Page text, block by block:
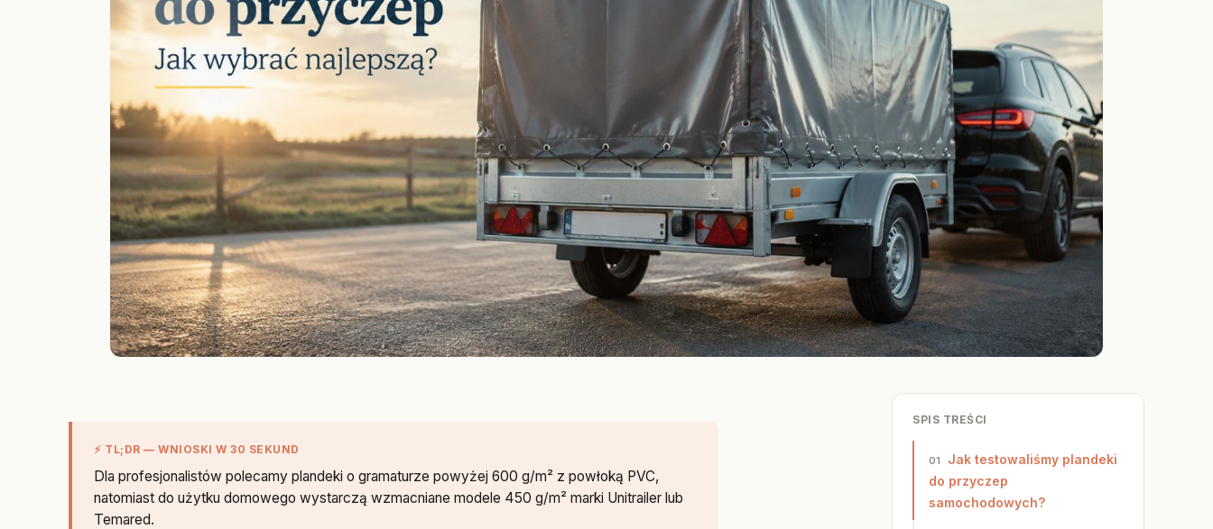
⚡ TL;DR — WNIOSKI W 30 SEKUND
Dla profesjonalistów polecamy plandeki o gramaturze powyżej 600 g/m² z powłoką PVC,
natomiast do użytku domowego wystarczą wzmacniane modele 450 g/m² marki Unitrailer lub
Temared.
SPIS TREŚCI
Jak testowaliśmy plandeki
do przyczep
samochodowych?